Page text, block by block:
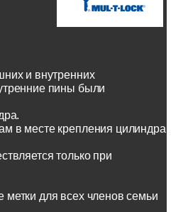
и внутренних
пины были
в месте крепления цилиндра
только при
метки для всех членов семьи